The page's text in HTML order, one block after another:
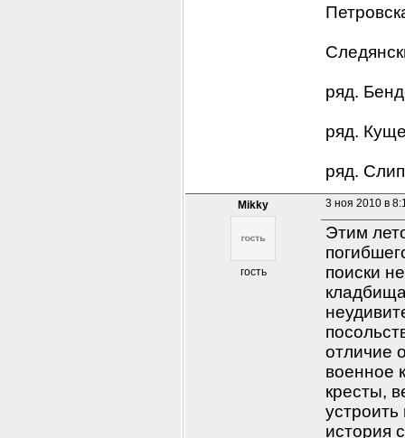
ряд.
ряд.
ряд.
Mikky
гость
3 ноя 2010 в
Этим
поиски
отличие
военное
кресты,
история